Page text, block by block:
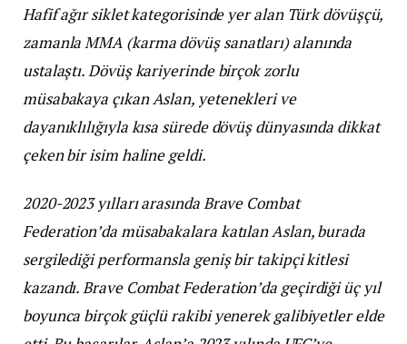
Hafif ağır siklet kategorisinde yer alan Türk dövüşçü,
zamanla MMA (karma dövüş sanatları) alanında
ustalaştı. Dövüş kariyerinde birçok zorlu
müsabakaya çıkan Aslan, yetenekleri ve
dayanıklılığıyla kısa sürede dövüş dünyasında dikkat
çeken bir isim haline geldi.
2020-2023 yılları arasında Brave Combat
Federation’da müsabakalara katılan Aslan, burada
sergilediği performansla geniş bir takipçi kitlesi
kazandı. Brave Combat Federation’da geçirdiği üç yıl
boyunca birçok güçlü rakibi yenerek galibiyetler elde